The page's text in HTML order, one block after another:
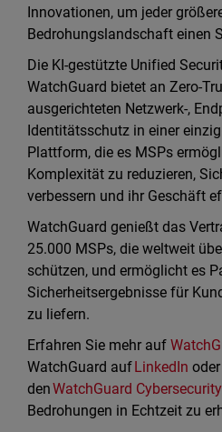
Innovationen, um jeder
Bedrohungslandschaft einen
Die KI-gestützte Unified
WatchGuard bietet an Zero-
ausgerichteten Netzwerk-,
Identitätsschutz in einer
Plattform, die es MSPs
Komplexität zu reduzieren,
verbessern und ihr Geschäft
WatchGuard genießt das
25.000 MSPs, die weltweit
schützen, und ermöglicht es
Sicherheitsergebnisse für
zu liefern.
Erfahren Sie mehr auf
WatchGuard auf LinkedIn
denWatchGuard
Bedrohungen in Echtzeit zu